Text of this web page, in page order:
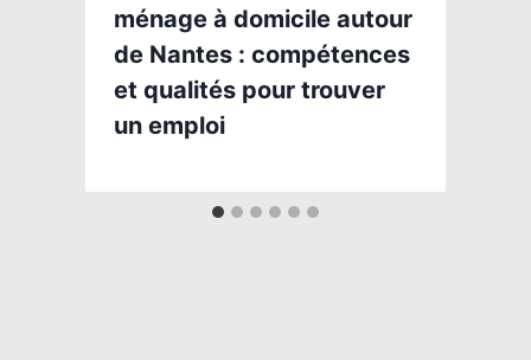
ménage à domicile autour
de Nantes : compétences
et qualités pour trouver
un emploi